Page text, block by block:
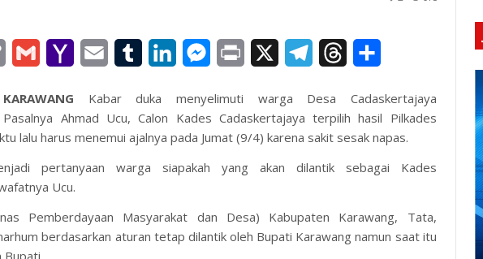
Copy
Gmail
Yahoo
Email TumblrLinkedInMessenger
Print TelegramThreads
Kabar duka menyelimuti warga Desa Cadaskertajaya
Pasalnya Ahmad Ucu, Calon Kades Cadaskertajaya terpilih hasil Pilkades
lalu harus menemui ajalnya pada Jumat (9/4) karena sakit sesak napas.
pertanyaan warga siapakah yang akan dilantik sebagai Kades
Ucu.
Pemberdayaan Masyarakat dan Desa) Kabupaten Karawang, Tata,
berdasarkan aturan tetap dilantik oleh Bupati Karawang namun saat itu